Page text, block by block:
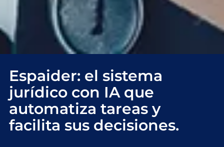
Espaider: el sistema
jurídico con IA que
automatiza tareas y
facilita sus decisiones.